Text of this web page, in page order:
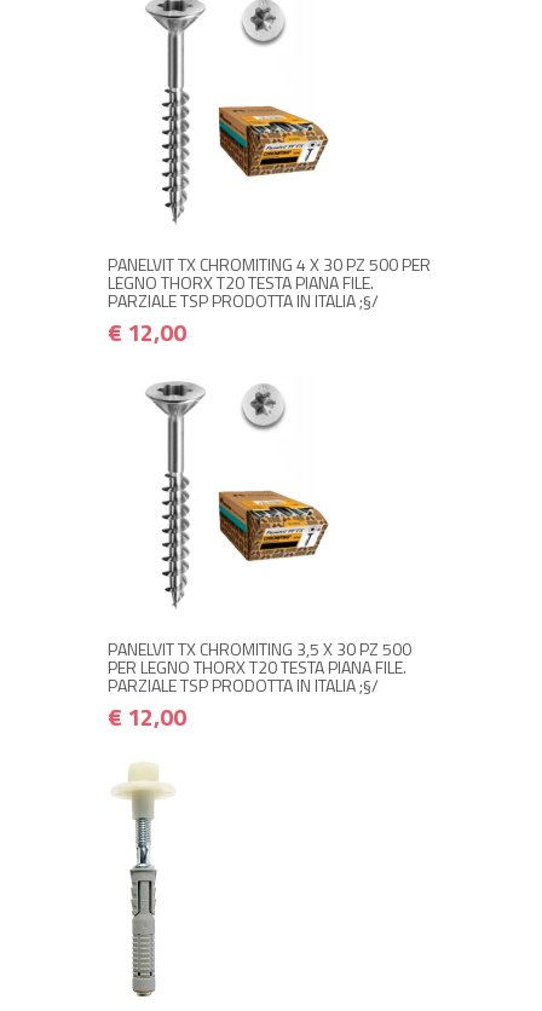
PANELVIT TX CHROMITING 4 X 30 PZ 500 PER
LEGNO THORX T20 TESTA PIANA FILE.
PARZIALE TSP PRODOTTA IN ITALIA ;§/
€ 12,00
NON DISPONIBILE A MAGAZZINO
Avvisami quando disponibile
PANELVIT TX CHROMITING 3,5 X 30 PZ 500
PER LEGNO THORX T20 TESTA PIANA FILE.
PARZIALE TSP PRODOTTA IN ITALIA ;§/
€ 12,00
NON DISPONIBILE A MAGAZZINO
Avvisami quando disponibile